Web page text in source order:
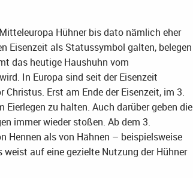
Hühner bis dato nämlich eher
Eisenzeit als Statussymbol galten, belegen
das heutige Haushuhn vom
In Europa sind seit der Eisenzeit
Erst am Ende der Eisenzeit, im 3.
zu halten. Auch darüber geben die
immer wieder stoßen. Ab dem 3.
Hennen als von Hähnen – beispielsweise
auf eine gezielte Nutzung der Hühner